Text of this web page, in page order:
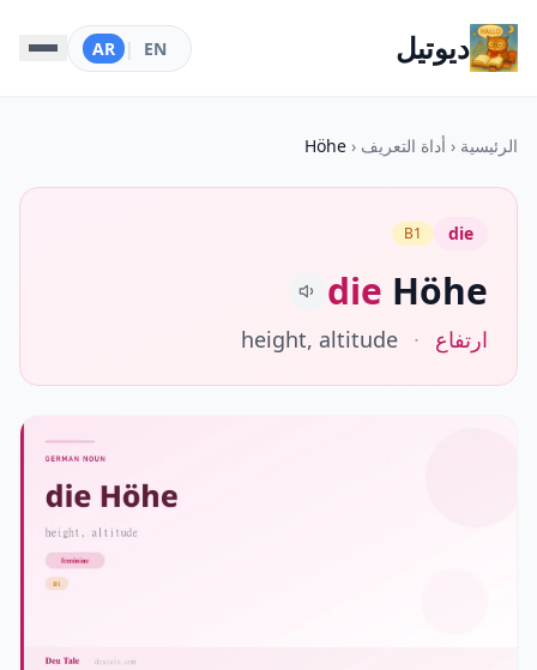
ديوتيل EN
|
AR
الرئيسية ‹ أداة التعريف ‹
Höhe
die
B1
die Höhe
ارتفاع ·
height, altitude